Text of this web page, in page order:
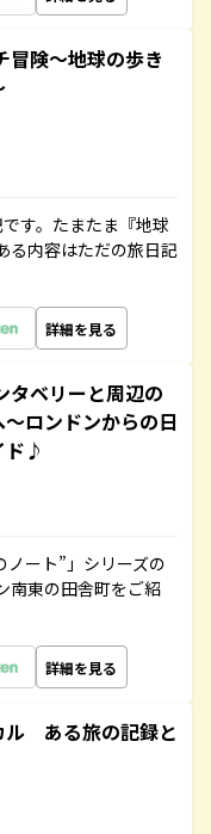
冒険～地球の歩き
す。たまたま『地球
る内容はただの旅日記
詳細を見る
タベリーと周辺の
ロンドンからの日
ド♪
ート”」シリーズの
南東の田舎町をご紹
詳細を見る
ル ある旅の記録と